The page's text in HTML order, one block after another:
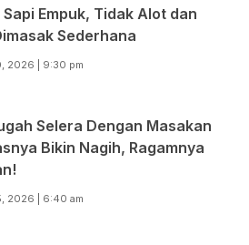
Empuk, Tidak Alot dan
Sederhana
2026 | 9:30 pm
Selera Dengan Masakan
Bikin Nagih, Ragamnya
2026 | 6:40 am